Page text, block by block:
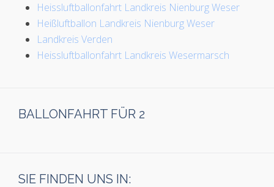
Heissluftballonfahrt Landkreis Nienburg Weser
Heißluftballon Landkreis Nienburg Weser
Landkreis Verden
Heissluftballonfahrt Landkreis Wesermarsch
BALLONFAHRT FÜR 2
SIE FINDEN UNS IN: